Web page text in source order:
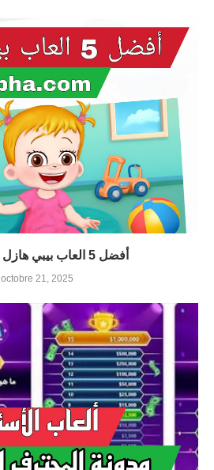
أفضل 5 العاب بيبي هازل لعام 2025
octobre 21, 2025